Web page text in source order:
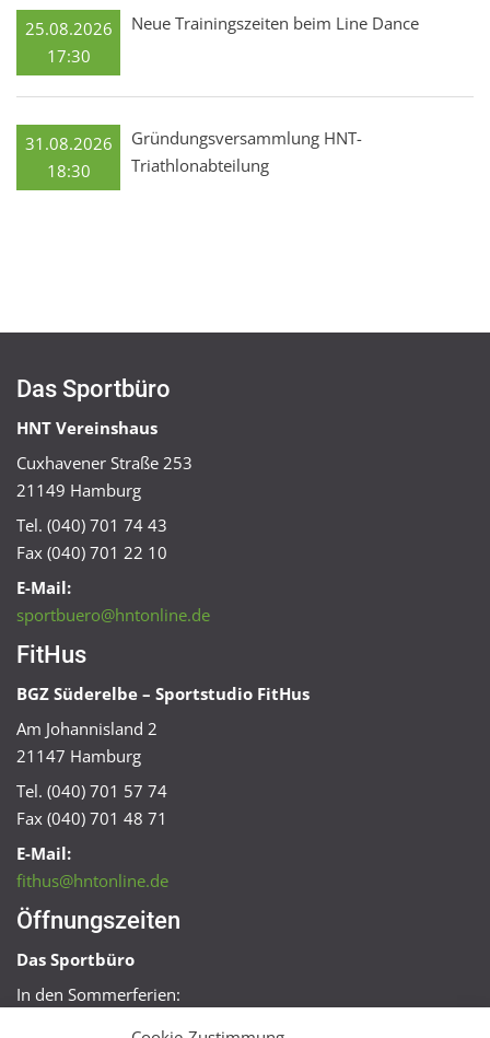
25.08.2026
17:30
Neue Trainingszeiten beim Line Dance
31.08.2026
18:30
Gründungsversammlung HNT-
Triathlonabteilung
Das Sportbüro
HNT Vereinshaus
Cuxhavener Straße 253
21149 Hamburg
Tel. (040) 701 74 43
Fax (040) 701 22 10
E-Mail:
sportbuero@hntonline.de
FitHus
BGZ Süderelbe – Sportstudio FitHus
Am Johannisland 2
21147 Hamburg
Tel. (040) 701 57 74
Fax (040) 701 48 71
E-Mail:
fithus@hntonline.de
Öffnungszeiten
Das Sportbüro
In den Sommerferien: